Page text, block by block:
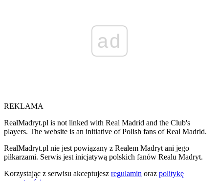
ad
REKLAMA
RealMadryt.pl is not linked with Real Madrid and the Club's
players. The website is an initiative of Polish fans of Real Madrid.
RealMadryt.pl nie jest powiązany z Realem Madryt ani jego
piłkarzami. Serwis jest inicjatywą polskich fanów Realu Madryt.
Korzystając z serwisu akceptujesz regulamin oraz politykę